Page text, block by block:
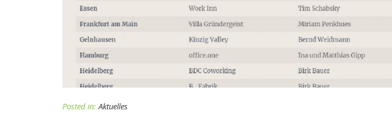
Posted in: Aktuelles